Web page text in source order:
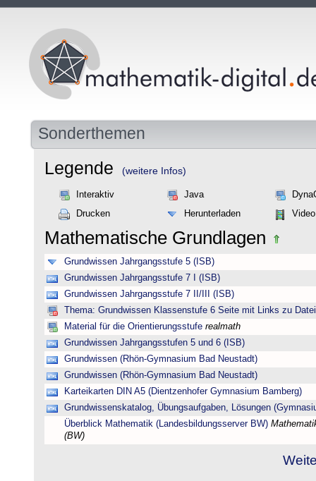
Sonderthemen
Legende (weitere Infos)
Interaktiv Java
Drucken
Herunterladen Video
Mathematische Grundlagen
Grundwissen Jahrgangsstufe 5 (ISB)
Grundwissen Jahrgangsstufe 7 I (ISB)
Grundwissen Jahrgangsstufe 7 II/III (ISB)
Thema: Grundwissen Klassenstufe 6 Seite mit Links zu
Material für die Orientierungsstufe realmath
Grundwissen Jahrgangsstufen 5 und 6 (ISB)
Grundwissen (Rhön-Gymnasium Bad Neustadt)
Grundwissen (Rhön-Gymnasium Bad Neustadt)
Karteikarten DIN A5 (Dientzenhofer Gymnasium Bamberg)
Grundwissenskatalog, Übungsaufgaben, Lösungen
Überblick Mathematik (Landesbildungsserver BW)
(BW)